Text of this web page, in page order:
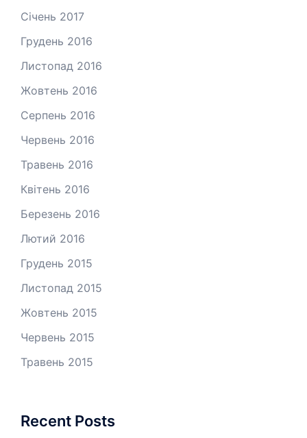
Січень 2017
Грудень 2016
Листопад 2016
Жовтень 2016
Серпень 2016
Червень 2016
Травень 2016
Квітень 2016
Березень 2016
Лютий 2016
Грудень 2015
Листопад 2015
Жовтень 2015
Червень 2015
Травень 2015
Recent Posts